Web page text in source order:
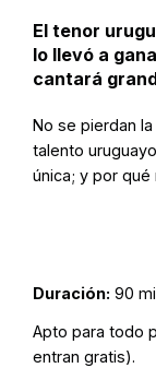
El tenor
lo llevó a
cantará
No se pierdan
talento
única; y por qué
Duración: 90
Apto para todo
entran gratis).